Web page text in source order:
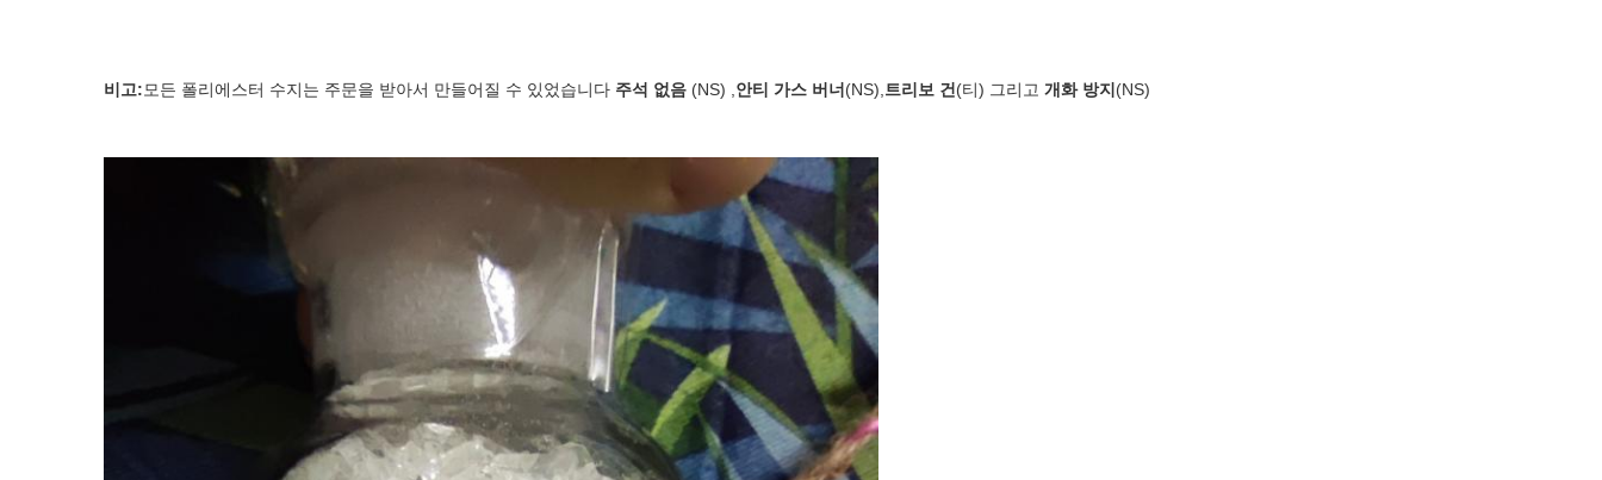
비고:모든 폴리에스터 수지는 주문을 받아서 만들어질 수 있었습니다 주석 없음 (NS) , 안티 가스 버너 (NS), 트리보 건 (티) 그리고 개화 방지 (NS)